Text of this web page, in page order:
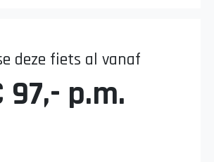
deze fiets al vanaf
97,- p.m.